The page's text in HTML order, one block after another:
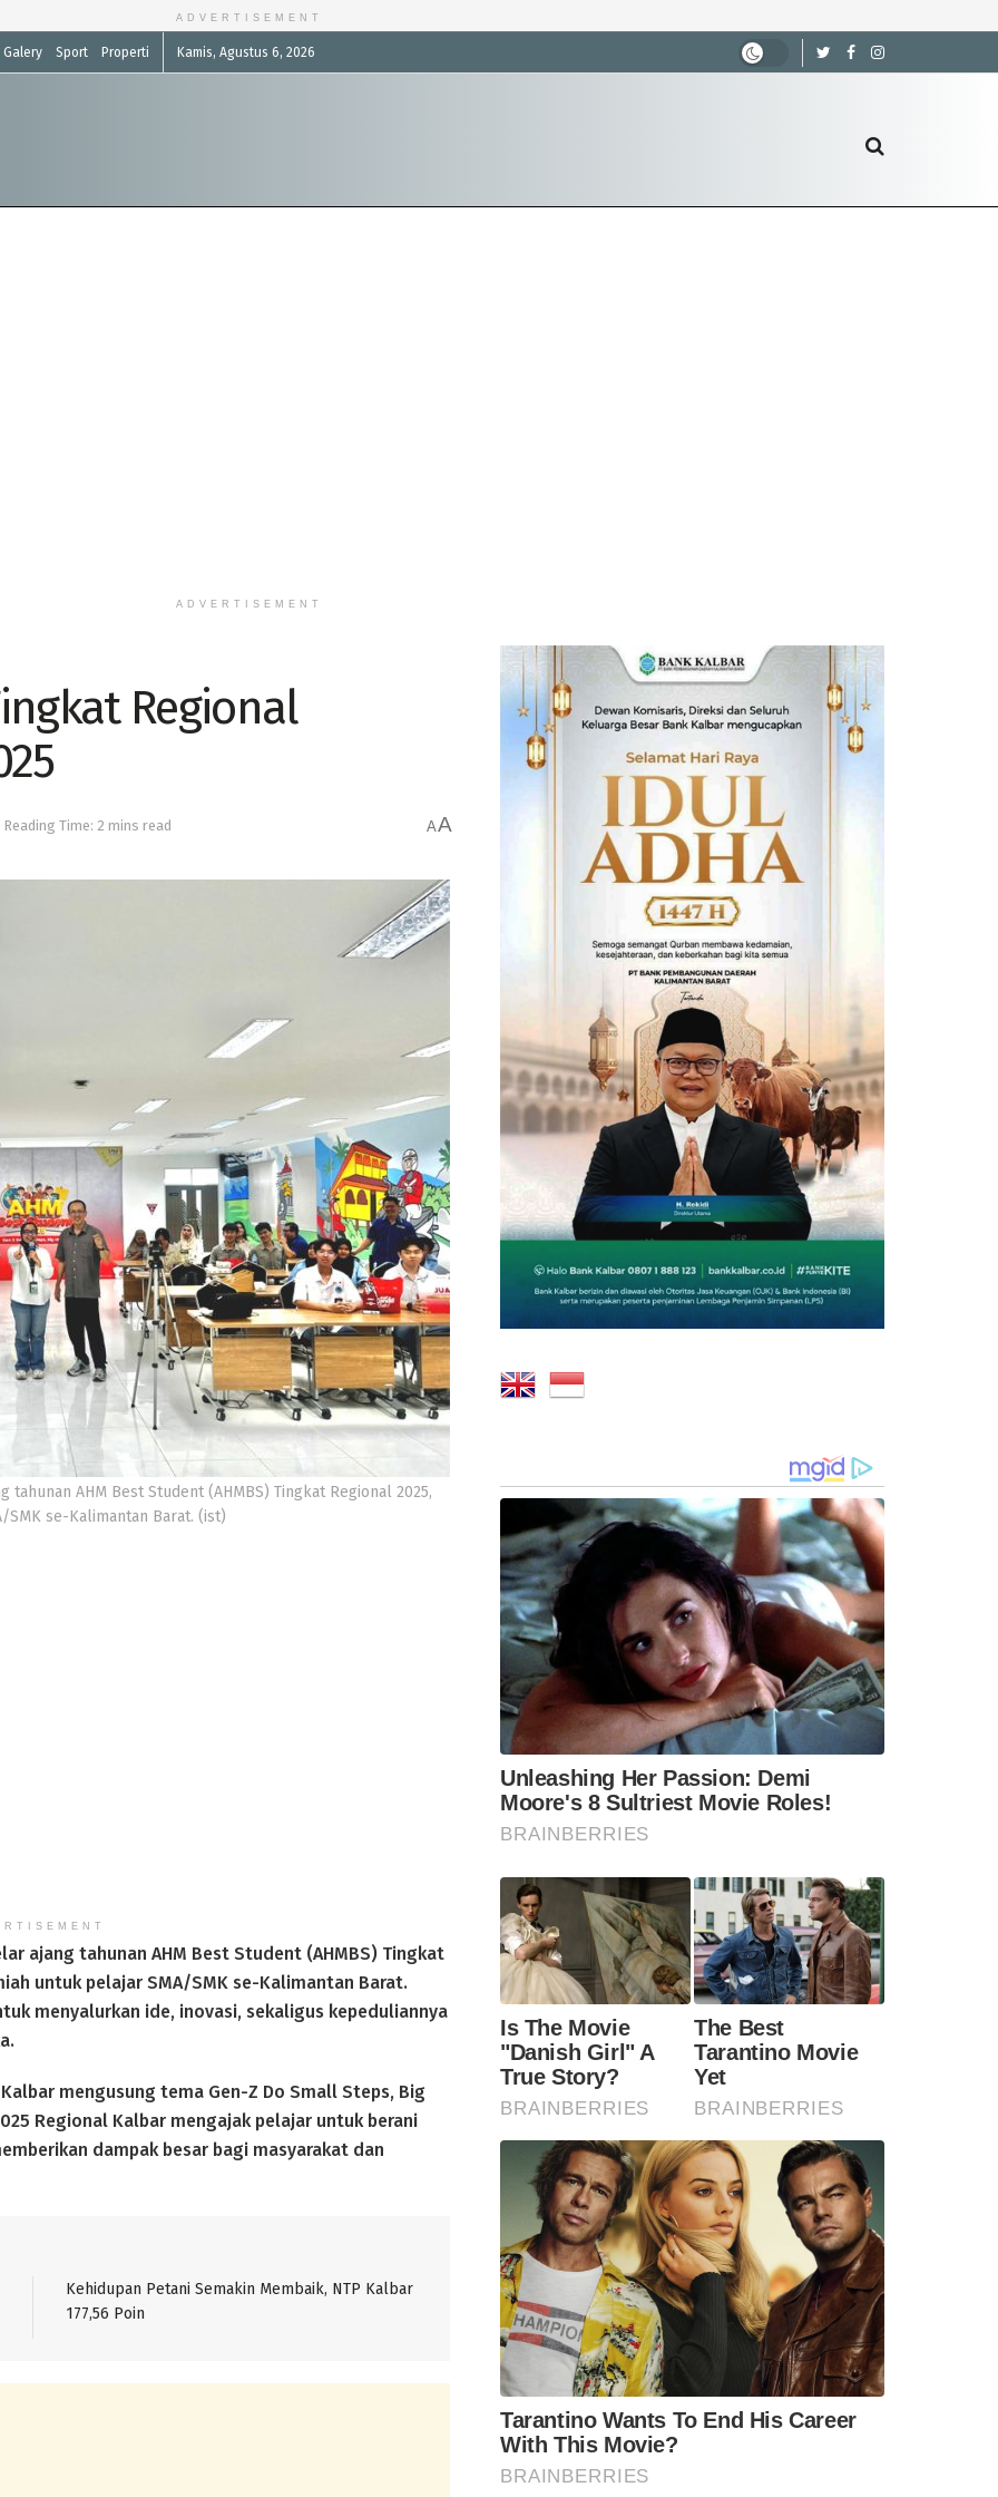
ADVERTISEMENT
Galery Sport Properti Kamis, Agustus 6, 2026
ADVERTISEMENT
Regional
Reading Time: 2 mins read AA
AHM Best Student (AHMBS) Tingkat Regional 2025,
se-Kalimantan Barat. (ist)
ajang tahunan AHM Best Student (AHMBS) Tingkat
untuk pelajar SMA/SMK se-Kalimantan Barat.
menyalurkan ide, inovasi, sekaligus kepeduliannya
mengusung tema Gen-Z Do Small Steps, Big
Regional Kalbar mengajak pelajar untuk berani
dampak besar bagi masyarakat dan
Kehidupan Petani Semakin Membaik, NTP Kalbar
177,56 Poin